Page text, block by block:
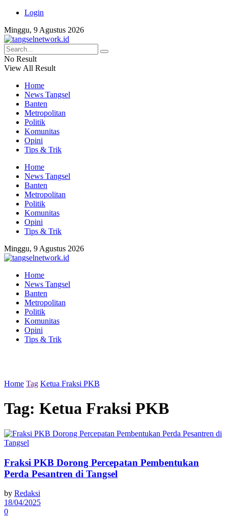
Login
Minggu, 9 Agustus 2026
No Result
View All Result
Home
News Tangsel
Banten
Metropolitan
Politik
Komunitas
Opini
Tips & Trik
Home
News Tangsel
Banten
Metropolitan
Politik
Komunitas
Opini
Tips & Trik
Minggu, 9 Agustus 2026
Home
News Tangsel
Banten
Metropolitan
Politik
Komunitas
Opini
Tips & Trik
Home Tag Ketua Fraksi PKB
Tag: Ketua Fraksi PKB
Fraksi PKB Dorong Percepatan Pembentukan
Perda Pesantren di Tangsel
by Redaksi
18/04/2025
0